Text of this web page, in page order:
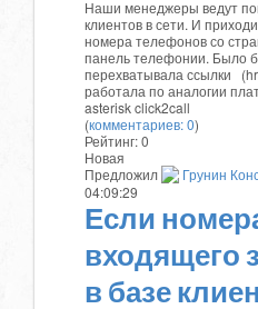
Наши менеджеры ведут
клиентов в сети. И
номера телефонов со
панель телефонии. Было
перехватывала ссылки
работала по аналогии
asterisk click2call
(комментариев: 0)
Рейтинг:0
Новая
Предложил
Грунин
04:09:29
Если
входящего
в базе